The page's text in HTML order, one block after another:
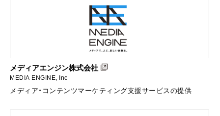
メディアエンジン株式会社
MEDIA ENGINE, Inc
メディア・コンテンツマーケティング支援サービスの提供